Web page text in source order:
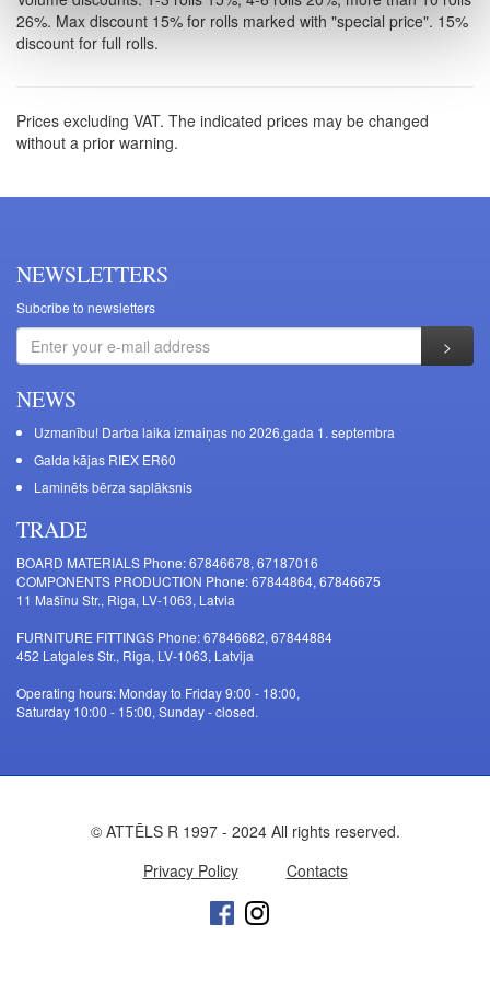
26%. Max discount 15% for rolls marked with "special price". 15%
discount for full rolls.
Prices excluding VAT. The indicated prices may be changed
without a prior warning.
NEWSLETTERS
Subcribe to newsletters
NEWS
Uzmanību! Darba laika izmaiņas no 2026.gada 1. septembra
Galda kājas RIEX ER60
Laminēts bērza saplāksnis
TRADE
BOARD MATERIALS Phone: 67846678, 67187016
COMPONENTS PRODUCTION Phone: 67844864, 67846675
11 Mašīnu Str., Riga, LV-1063, Latvia
FURNITURE FITTINGS Phone: 67846682, 67844884
452 Latgales Str., Riga, LV-1063, Latvija
Operating hours: Monday to Friday 9:00 - 18:00,
Saturday 10:00 - 15:00, Sunday - closed.
© ATTĒLS R 1997 - 2024 All rights reserved.
Privacy Policy
Contacts